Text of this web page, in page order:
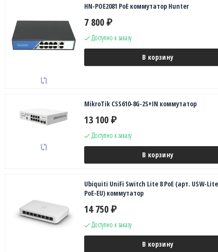
HN-POE2081 PoE коммутатор Hunter
7 800 ₽
Доступно к заказу
В корзину
MikroTik CSS610-8G-2S+IN коммутатор
13 100 ₽
Доступно к заказу
В корзину
Ubiquiti UniFi Switch Lite 8 PoE (арт. USW-
PoE-EU) коммутатор
14 750 ₽
Доступно к заказу
В корзину